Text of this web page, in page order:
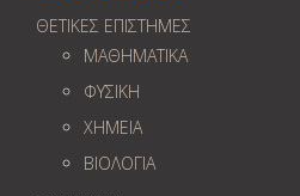
ΘΕΤΙΚΕΣ ΕΠΙΣΤΗΜΕΣ
ΜΑΘΗΜΑΤΙΚΑ
ΦΥΣΙΚΗ
ΧΗΜΕΙΑ
ΒΙΟΛΟΓΙΑ